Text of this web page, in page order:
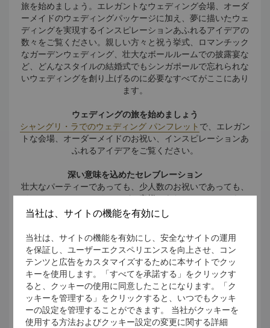
旅を始めましょう。エレガントなウェディング会場、オーダ
ーメイドのウェディングパッケージに加え、夢に描いたウェ
ディングを実現するインスピレーションあふれるアイデアの
数々をご覧ください。親しい方々と祝う挙式、ロマンチック
なガーデンウェディング、壮大なボールルームでの披露宴な
ど、どんなスタイルの結婚式でもシンガポールで忘れられな
いウェディングを創り上げるのに必要なすべてがここにあり
ます。
ウェディングの旅を始めましょう
シャングリ・ラでのウェディング パンフレット で、エレガン
トな会場、オーダーメイドのお祝い、インスピレーションあ
ふれるアイデアをご覧ください。
深い意味を込めたセレブレーション
壮大なパーティーであっても、少人数のお祝いであっても、
イベントのスペシャリストがお客様にあわせてオファーをア
レンジし、オリジナルなイベントをコーディネートいたしま
ウェディングパッケージはこちらをご覧ください。
セレブレーションパッケージはこちらをご覧ください。
お問合せ
当社は、サイトの機能を有効にし
当社は、サイトの機能を有効にし、安全なサイトの運用
を保証し、ユーザーエクスペリエンスを向上させ、コン
テンツと広告をカスタマイズするために本サイトでクッ
キーを使用します。「すべてを承諾する」をクリックす
ると、クッキーの使用に同意したことになります。「ク
ッキーを管理する」をクリックすると、いつでもクッキ
ーの設定を管理することができます。 当社がクッキーを
使用する方法およびクッキー設定の変更に関する詳細